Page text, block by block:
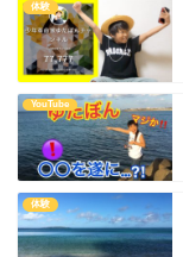
体験
YouTube
体験